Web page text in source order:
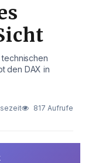
den DAX in
817 Aufrufe